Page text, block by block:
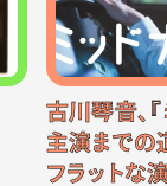
古川琴音、
主演までの
フラットな